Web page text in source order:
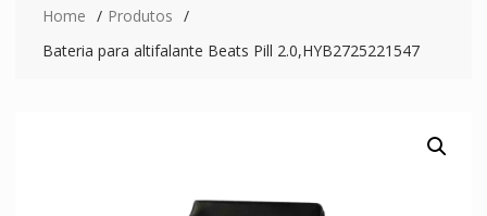
Home
Produtos
Bateria para altifalante Beats Pill 2.0,HYB2725221547